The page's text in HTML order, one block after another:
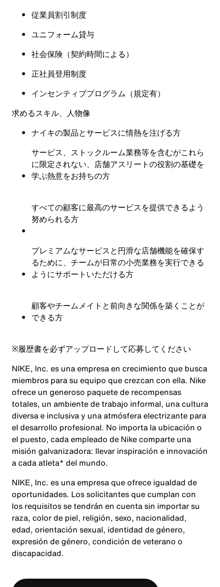
従業員割引制度
ユニフォーム貸与
社会保険 （契約時間による）
正社員登用制度
インセンティブプログラム（規定有）
求めるスキル、人物像
ナイキの製品とサービスに情熱を注げる方
サービス、ストックルーム業務等を含むがこれら
に限定されない、店舗アスリートの役割の基礎を
学ぶ熱意をお持ちの方
すべての顧客に最高のサービスを提供できるよう
努められる方
プレミアムなサービスと円滑な店舗機能を確保す
るために、チームが日常の小売業務を実行できる
ようにサポートいただける方
顧客やチームメイトと前向きな関係を築くことが
できる方
※履歴書を必ずアップロードして応募してください
NIKE, Inc. es una empresa en crecimiento que busca
miembros para su equipo que crezcan con ella. Nike
ofrece un generoso paquete de recompensas
totales, un ambiente de trabajo informal, una cultura
diversa e inclusiva y una atmósfera electrizante para
el desarrollo profesional. No importa la ubicación o
el puesto, cada empleado de Nike comparte una
misión galvanizadora: llevar inspiración e innovación
a cada atleta* del mundo.
NIKE, Inc. es una empresa que ofrece igualdad de
oportunidades. Los solicitantes que cumplan con
los requisitos se tendrán en cuenta sin importar su
raza, color de piel, religión, sexo, nacionalidad,
edad, orientación sexual, identidad de género,
expresión de género, condición de veterano o
discapacidad.